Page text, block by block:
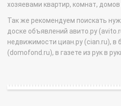
хозяевами квартир, комнат,
Так же рекомендуем поискать
доске объявлений авито.ру
недвижимости циан.ру (cian.ru), в
(domofond.ru), в газете из рук в